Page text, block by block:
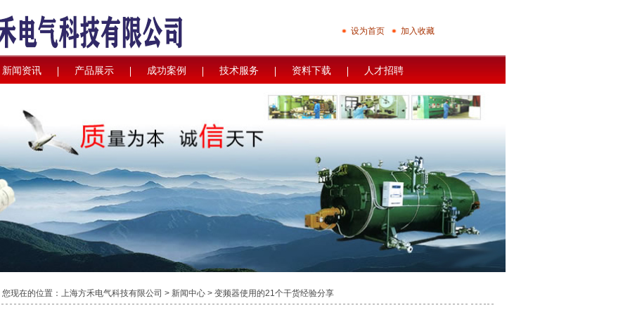
新闻资讯 产品展示 成功案例 技术服务 资料下载 人才招聘
设为首页 加入收藏
您现在的位置： 上海方禾电气科技有限公司 > 新闻中心 > 变频器使用的21个干货经验分享